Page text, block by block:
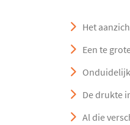
Het
Een te
De drukte
Al die